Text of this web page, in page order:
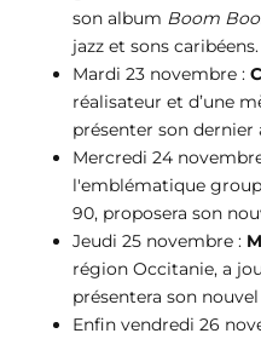
son album Boom
jazz et sons caribéens.
Mardi 23 novembre :
réalisateur et d’une
présenter son dernier
Mercredi 24
l'emblématique
90, proposera son
Jeudi 25 novembre :
région Occitanie, a
présentera son
Enfin vendredi 26